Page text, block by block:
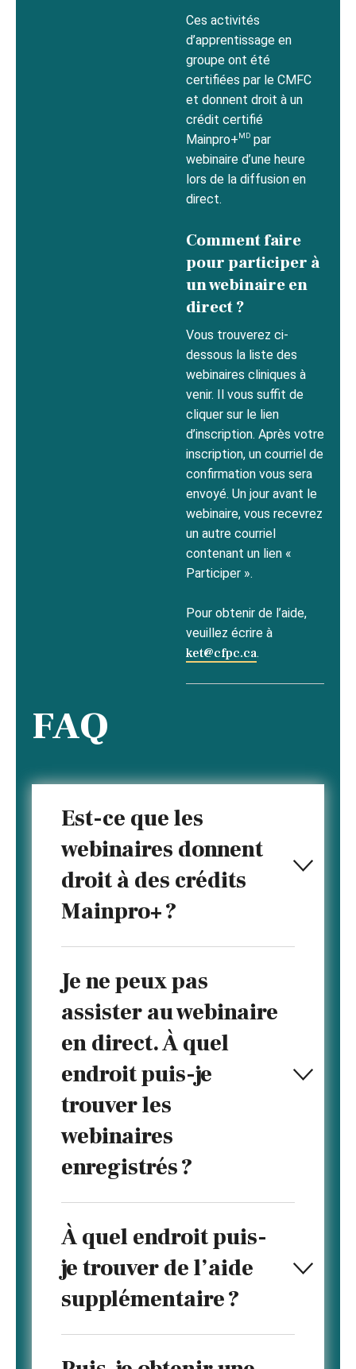
Ces activités
d’apprentissage en
groupe ont été
certifiées par le CMFC
et donnent droit à un
crédit certifié
Mainpro+ MD par
webinaire d’une heure
lors de la diffusion en
direct.
Comment faire
pour participer à
un webinaire en
direct ?
Vous trouverez ci-
dessous la liste des
webinaires cliniques à
venir. Il vous suffit de
cliquer sur le lien
d’inscription. Après votre
inscription, un courriel de
confirmation vous sera
envoyé. Un jour avant le
webinaire, vous recevrez
un autre courriel
contenant un lien «
Participer ».
Pour obtenir de l’aide,
veuillez écrire à
ket@cfpc.ca.
FAQ
Est-ce que les
webinaires donnent
droit à des crédits
Mainpro+ ?
Je ne peux pas
assister au webinaire
en direct. À quel
endroit puis-je
trouver les
webinaires
enregistrés ?
À quel endroit puis-
je trouver de l’aide
supplémentaire ?